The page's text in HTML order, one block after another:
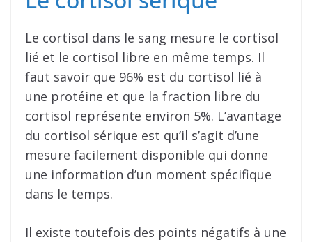
Le cortisol dans le sang mesure le cortisol
lié et le cortisol libre en même temps. Il
faut savoir que 96% est du cortisol lié à
une protéine et que la fraction libre du
cortisol représente environ 5%. L’avantage
du cortisol sérique est qu’il s’agit d’une
mesure facilement disponible qui donne
une information d’un moment spécifique
dans le temps.
Il existe toutefois des points négatifs à une